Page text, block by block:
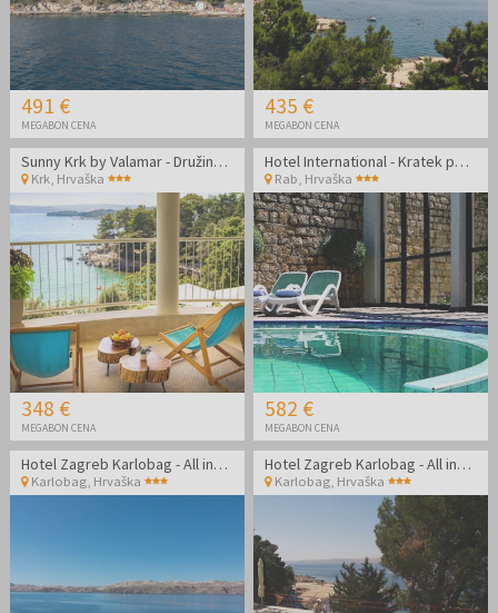
491 €
MEGABON CENA
435 €
MEGABON CENA
Sunny Krk by Valamar - Družinski jesenski oddih na Krku
Krk, Hrvaška
348 €
MEGABON CENA
Hotel International - Kratek poletni oddih na Rabu
Rab Hrvaška
582 €
MEGABON CENA
Hotel Zagreb Karlobag - All inclusive light poletje - Soba z balkonom
Karlobag, Hrvaška
Hotel Zagreb Karlobag - All inclusive light poletje
Karlobag Hrvaška